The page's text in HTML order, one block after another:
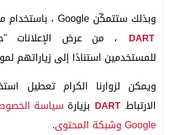
وبذلك ستتمكّن Google ، باستخدام ملف تعريف الارتباط
DART
، من عرض الإعلانات
للمستخدمين استنادًا إلى زياراتهم
ويمكن لزوارنا الكرام تعطيل
الارتباط DART بزيارة سياسة
Google وشبكة المحتوى
.